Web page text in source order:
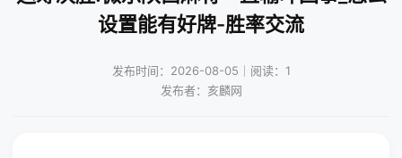
设置能有好牌-胜率交流
发布时间：2026-08-05｜阅读：1
发布者：亥麟网